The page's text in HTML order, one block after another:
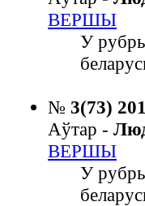
ВЕРШЫ
У
№ 3(73)
Аўтар -
ВЕРШЫ
У